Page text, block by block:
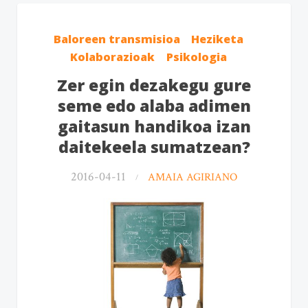
Baloreen transmisioa
Heziketa
Kolaborazioak
Psikologia
Zer egin dezakegu gure
seme edo alaba adimen
gaitasun handikoa izan
daitekeela sumatzean?
2016-04-11 AMAIA AGIRIANO